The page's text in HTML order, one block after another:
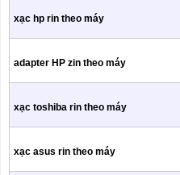
xạc hp rin theo máy
adapter HP zin theo máy
xạc toshiba rin theo máy
xạc asus rin theo máy